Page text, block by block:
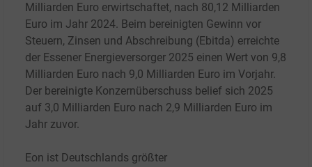
Milliarden Euro erwirtschaftet, nach 80,12 Milliarden
Euro im Jahr 2024. Beim bereinigten Gewinn vor
Steuern, Zinsen und Abschreibung (Ebitda) erreichte
der Essener Energieversorger 2025 einen Wert von 9,8
Milliarden Euro nach 9,0 Milliarden Euro im Vorjahr.
Der bereinigte Konzernüberschuss belief sich 2025
auf 3,0 Milliarden Euro nach 2,9 Milliarden Euro im
Jahr zuvor.
Eon ist Deutschlands größter